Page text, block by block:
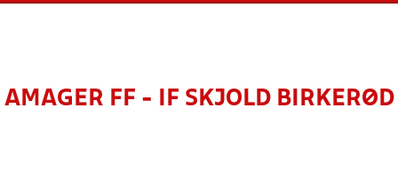
AMAGER FF - IF SKJOLD BIRKERØD